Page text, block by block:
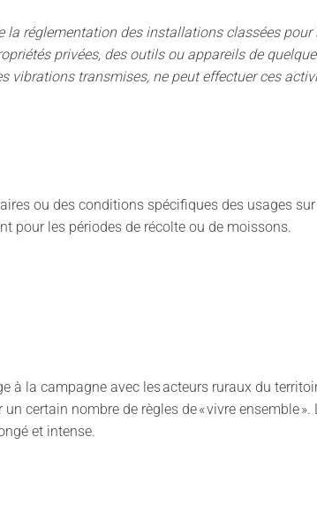
la réglementation des installations classées
privées, des outils ou appareils de
transmises, ne peut effectuer ces
ou des conditions spécifiques des usages
pour les périodes de récolte ou de moissons.
la campagne avec les acteurs ruraux du
certain nombre de règles de « vivre ensemble
et intense.